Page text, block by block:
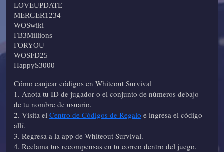
LOVEUPDATE
MERGER1234
WOSwiki
FB3Millions
FORYOU
WOSFD25
HappyS3000
Cómo canjear códigos en Whiteout Survival
1. Anota tu ID de jugador o el conjunto de números debajo
de tu nombre de usuario.
2. Visita el Centro de Códigos de Regalo e ingresa el código
allí.
3. Regresa a la app de Whiteout Survival.
4. Reclama tus recompensas en tu correo dentro del juego.